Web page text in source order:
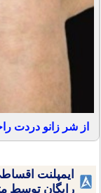
از شر زانو دردت
ایمپلنت
رایگان